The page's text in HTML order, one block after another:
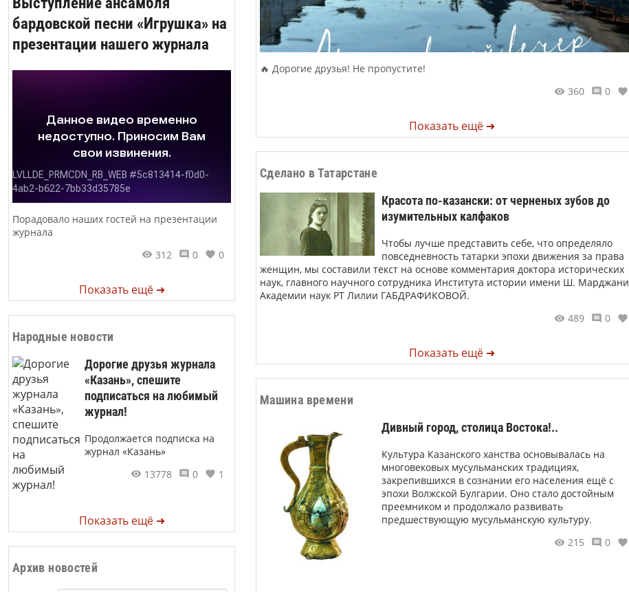
бардовской песни «Игрушка» на
презентации нашего журнала
Порадовало наших гостей на презентации
журнала
312
0 0
Показать ещё ➜
Народные новости
Дорогие друзья журнала
«Казань», спешите
подписаться на любимый
журнал!
Продолжается подписка на
журнал «Казань»
13778
0 1
Показать ещё ➜
Архив новостей
🔥 Дорогие друзья! Не пропустите!
360
0
Показать ещё ➜
Сделано в Татарстане
Красота по-казански: от черненых зубов до
изумительных калфаков
Чтобы лучше представить себе, что определяло
повседневность татарки эпохи движения за права
женщин, мы составили текст на основе комментария доктора исторических
наук, главного научного сотрудника Института истории имени Ш. Марджани
Академии наук РТ Лилии ГАБДРАФИКОВОЙ.
489
0
Показать ещё ➜
Машина времени
Дивный город, столица Востока!..
Культура Казанского ханства основывалась на
многовековых мусульманских традициях,
закрепившихся в сознании его населения ещё с
эпохи Волжской Булгарии. Оно стало достойным
преемником и продолжало развивать
предшествующую мусульманскую культуру.
215
0